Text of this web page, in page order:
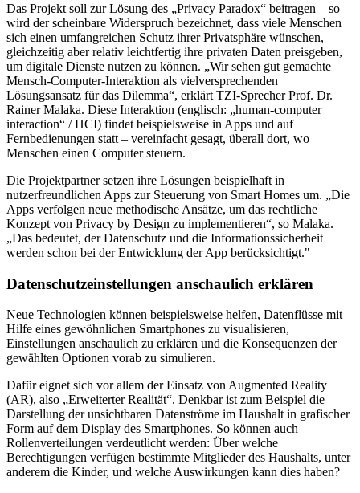
Das Projekt soll zur Lösung des „Privacy Paradox“ beitragen – so
wird der scheinbare Widerspruch bezeichnet, dass viele Menschen
sich einen umfangreichen Schutz ihrer Privatsphäre wünschen,
gleichzeitig aber relativ leichtfertig ihre privaten Daten preisgeben,
um digitale Dienste nutzen zu können. „Wir sehen gut gemachte
Mensch-Computer-Interaktion als vielversprechenden
Lösungsansatz für das Dilemma“, erklärt TZI-Sprecher Prof. Dr.
Rainer Malaka. Diese Interaktion (englisch: „human-computer
interaction“ / HCI) findet beispielsweise in Apps und auf
Fernbedienungen statt – vereinfacht gesagt, überall dort, wo
Menschen einen Computer steuern.
Die Projektpartner setzen ihre Lösungen beispielhaft in
nutzerfreundlichen Apps zur Steuerung von Smart Homes um. „Die
Apps verfolgen neue methodische Ansätze, um das rechtliche
Konzept von Privacy by Design zu implementieren“, so Malaka.
„Das bedeutet, der Datenschutz und die Informationssicherheit
werden schon bei der Entwicklung der App berücksichtigt."
Datenschutzeinstellungen anschaulich erklären
Neue Technologien können beispielsweise helfen, Datenflüsse mit
Hilfe eines gewöhnlichen Smartphones zu visualisieren,
Einstellungen anschaulich zu erklären und die Konsequenzen der
gewählten Optionen vorab zu simulieren.
Dafür eignet sich vor allem der Einsatz von Augmented Reality
(AR), also „Erweiterter Realität“. Denkbar ist zum Beispiel die
Darstellung der unsichtbaren Datenströme im Haushalt in grafischer
Form auf dem Display des Smartphones. So können auch
Rollenverteilungen verdeutlicht werden: Über welche
Berechtigungen verfügen bestimmte Mitglieder des Haushalts, unter
anderem die Kinder, und welche Auswirkungen kann dies haben?